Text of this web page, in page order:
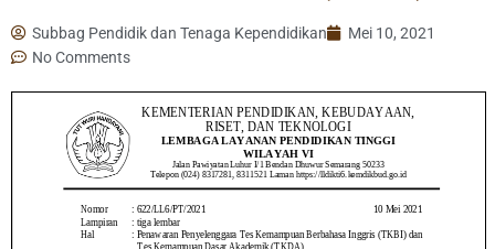
Subbag Pendidik dan Tenaga Kependidikan
Mei 10, 2021
No Comments